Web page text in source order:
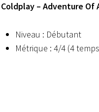
Coldplay – Adventure Of
Niveau : Débutant
Métrique : 4/4 (4